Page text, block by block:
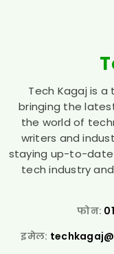
Tech Kagaj is
bringing the
the world of
writers and
staying up-to-
tech industry
फोन:
इमेल: